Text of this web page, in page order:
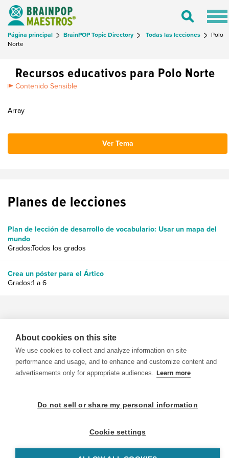
Toggle
Página principal BrainPOP Topic Directory Todas las lecciones
Polo
Norte
Recursos educativos para Polo Norte
Contenido Sensible
Array
Ver Tema
Planes de lecciones
Plan de lección de desarrollo de vocabulario: Usar un mapa del
mundo
Grados:Todos los grados
Crea un póster para el Ártico
Grados:1 a 6
© 1999-2026 BrainPOP. Todos los derechos reservados.
BrainPOP Maestros is proudly powered by . Built bySlipFire Web Development
About cookies on this site
We use cookies to collect and analyze information on site
performance and usage, and to enhance and customize content and
advertisements only for appropriate audiences. Learn more
Do not sell or share my personal information
Cookie settings